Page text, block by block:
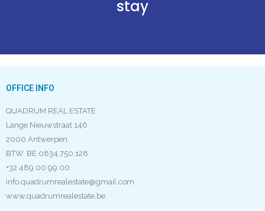
stay
OFFICE INFO
QUADRUM REAL ESTATE
Lange Nieuwstraat 146
2000 Antwerpen
BTW. BE 0834.750.128
+32 489 00 99 00
info.quadrumrealestate@gmail.com
www.quadrumrealestate.be